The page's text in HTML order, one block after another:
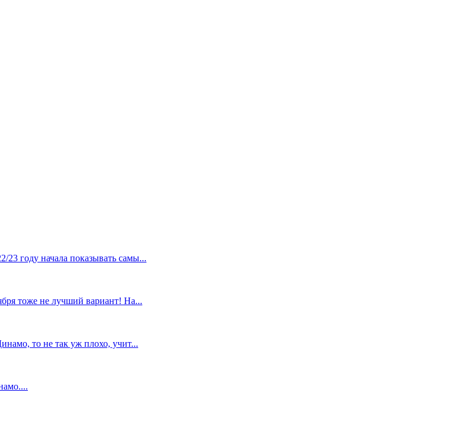
году начала показывать самы...
тоже не лучший вариант! На...
то не так уж плохо, учит...